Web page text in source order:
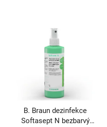
B. Braun dezinfekce
Softasept N bezbarvý